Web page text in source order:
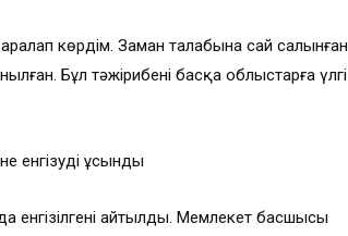
көрдім. Заман талабына сай салынған
Бұл тәжірибені басқа облыстарға үлгі
енгізуді ұсынды
енгізілгені айтылды. Мемлекет басшысы